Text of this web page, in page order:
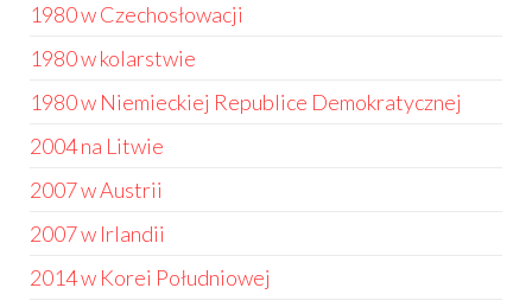
1980 w Czechosłowacji
1980 w kolarstwie
1980 w Niemieckiej Republice Demokratycznej
2004 na Litwie
2007 w Austrii
2007 w Irlandii
2014 w Korei Południowej